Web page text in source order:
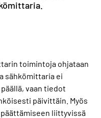
toimintoja ohjataan
sähkömittaria ei
vaan tiedot
päivittäin. Myös
liittyvissä